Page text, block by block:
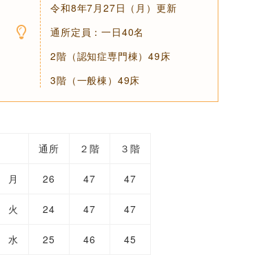
令和8年7月27日（月）更新
通所定員：一日40名
2階（認知症専門棟）49床
3階（一般棟）49床
通所 ２階 ３階
月 26 47 47
火 24 47 47
水 25 46 45